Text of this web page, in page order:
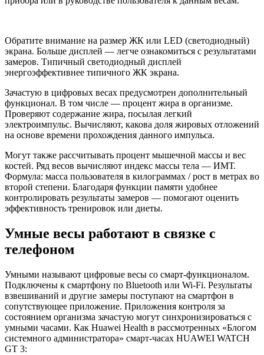
Обратите внимание на размер ЖК или LED (светодиодный)
экрана. Больше дисплей — легче ознакомиться с результатами
замеров. Типичный светодиодный дисплей
энергоэффективнее типичного ЖК экрана.
Зачастую в цифровых весах предусмотрен дополнительный
функционал. В том числе — процент жира в организме.
Проверяют содержание жира, посылая легкий
электроимпульс. Вычисляют, какова доля жировых отложений
на основе времени прохождения данного импульса.
Могут также рассчитывать процент мышечной массы и вес
костей. Ряд весов вычисляют индекс массы тела — ИМТ.
Формула: масса пользователя в килограммах / рост в метрах во
второй степени. Благодаря функции памяти удобнее
контролировать результаты замеров — помогают оценить
эффективность тренировок или диеты.
Умные весы работают в связке с
телефоном
Умными называют цифровые весы со смарт-функционалом.
Подключены к смартфону по Bluetooth или Wi-Fi. Результаты
взвешиваний и другие замеры поступают на смартфон в
сопутствующее приложение. Приложения контроля за
состоянием организма зачастую могут синхронизироваться с
умными часами. Как Huawei Health в рассмотренных «Блогом
системного администратора» смарт-часах HUAWEI WATCH
GT 3: